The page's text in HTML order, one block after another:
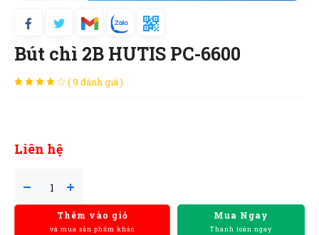
Bút chì 2B HUTIS PC-6600
( 9 đánh giá )
Liên hệ
Thêm vào giỏ
và mua sản phẩm khác
Mua Ngay
Thanh toán ngay